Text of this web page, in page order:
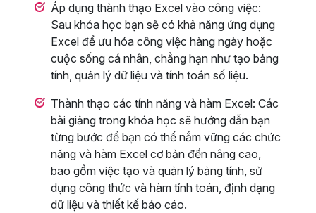
Áp dụng thành thạo Excel vào công việc:
Sau khóa học bạn sẽ có khả năng ứng dụng
Excel để ưu hóa công việc hàng ngày hoặc
cuộc sống cá nhân, chẳng hạn như tạo bảng
tính, quản lý dữ liệu và tính toán số liệu.
Thành thạo các tính năng và hàm Excel: Các
bài giảng trong khóa học sẽ hướng dẫn bạn
từng bước để bạn có thể nắm vững các chức
năng và hàm Excel cơ bản đến nâng cao,
bao gồm việc tạo và quản lý bảng tính, sử
dụng công thức và hàm tính toán, định dạng
dữ liệu và thiết kế báo cáo.